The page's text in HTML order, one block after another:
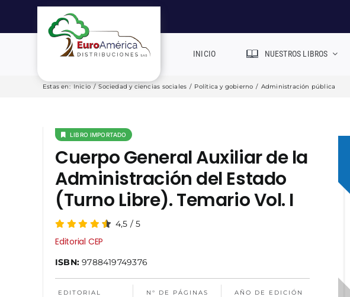
contenido
INICIO NUESTROS LIBROS
Estas en: Inicio / Sociedad y ciencias sociales / Política y gobierno / Administración pública
LIBRO IMPORTADO
Cuerpo General Auxiliar de la
Administración del Estado
(Turno Libre). Temario Vol. I
4,5 /5
Editorial CEP
ISBN:9788419749376
EDITORIAL N° DE PÁGINAS AÑO DE EDICIÓN